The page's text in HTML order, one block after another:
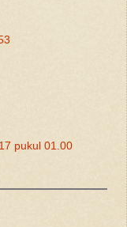
pukul 01.00